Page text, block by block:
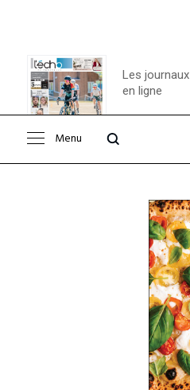
Consulter le
Les journaux
en ligne
Menu